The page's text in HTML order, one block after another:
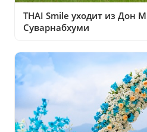
THAI Smile уходит из Дон
Суварнабхуми